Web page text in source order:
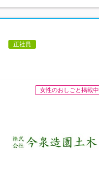
正社員
女性のおしごと掲載中